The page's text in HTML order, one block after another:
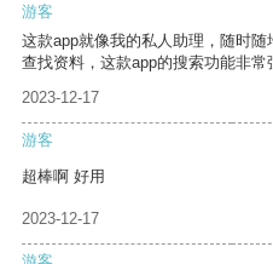
游客
这款app就像我的私人助理，随时
查找资料，这款app的搜索功能非常
2023-12-17
游客
超棒啊 好用
2023-12-17